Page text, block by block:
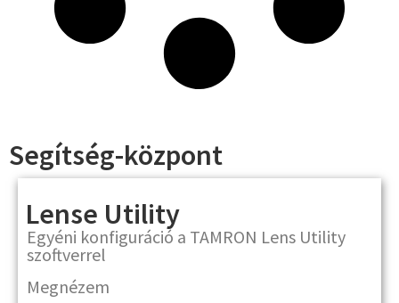
Segítség-központ
Lense Utility
Egyéni konfiguráció a TAMRON Lens Utility
szoftverrel
Megnézem